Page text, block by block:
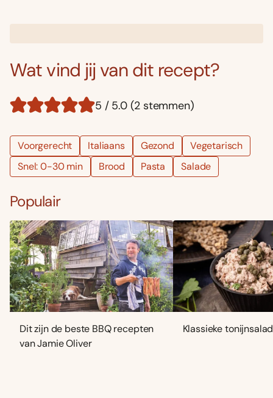
Wat vind jij van dit recept?
5 / 5.0 (2 stemmen)
Voorgerecht Italiaans Gezond
Vegetarisch
Snel: 0-30 min
Brood Pasta Salade
Populair
Dit zijn de beste BBQ recepten
van Jamie Oliver
Klassieke